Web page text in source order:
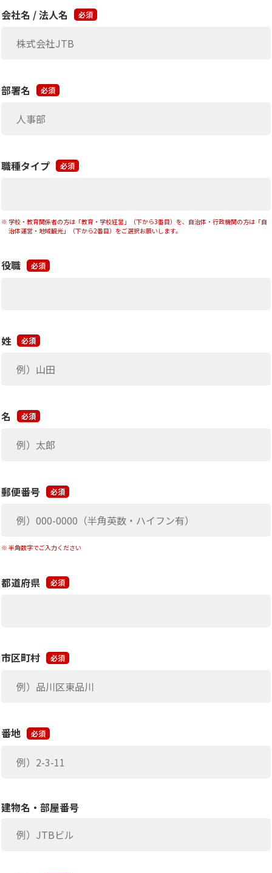
会社名 / 法人名 必須
部署名 必須
職種タイプ 必須
学校・教育関係者の方は「教育・学校経営」（下から3番目）を、自治体・行政機関の方は「自
治体運営・地域観光」（下から2番目）をご選択お願いします。
役職 必須
姓 必須
名 必須
郵便番号 必須
半角数字でご入力ください
都道府県 必須
市区町村 必須
番地 必須
建物名・部屋番号